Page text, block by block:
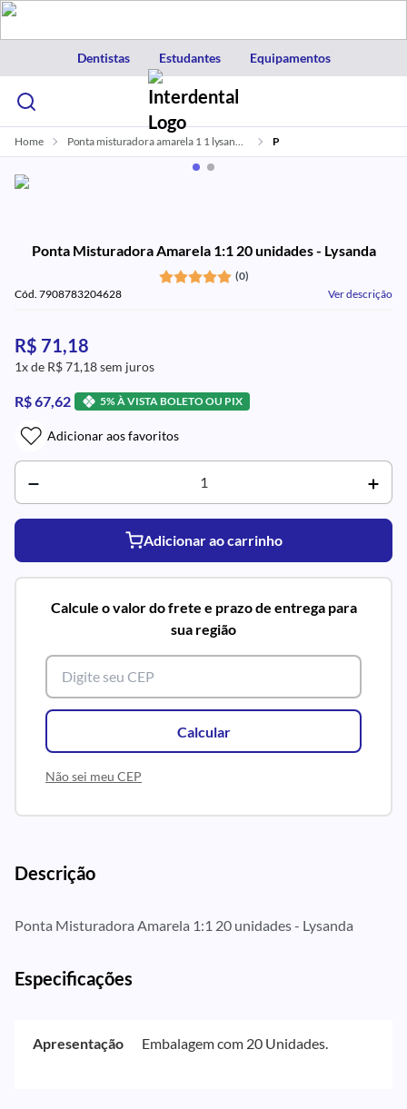
Dentistas Estudantes Equipamentos
Home Ponta misturadora amarela 1 1 lysanda 20und P
Ponta Misturadora Amarela 1:1 20 unidades - Lysanda
(0)
Cód. 7908783204628
Ver descrição
R$ 71,18
1x de R$ 71,18 sem juros
R$ 67,62 5% À VISTA BOLETO OU PIX
Adicionar aos favoritos
Adicionar ao carrinho
Calcule o valor do frete e prazo de entrega para
sua região
Calcular
Não sei meu CEP
Descrição
Ponta Misturadora Amarela 1:1 20 unidades - Lysanda
Especificações
Apresentação Embalagem com 20 Unidades.